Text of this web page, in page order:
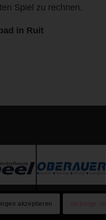
Spiel zu rechnen.
in Ruit
6 7 8 9 10 13
akzeptieren Verberge